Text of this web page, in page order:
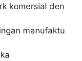
komersial den
manufaktu